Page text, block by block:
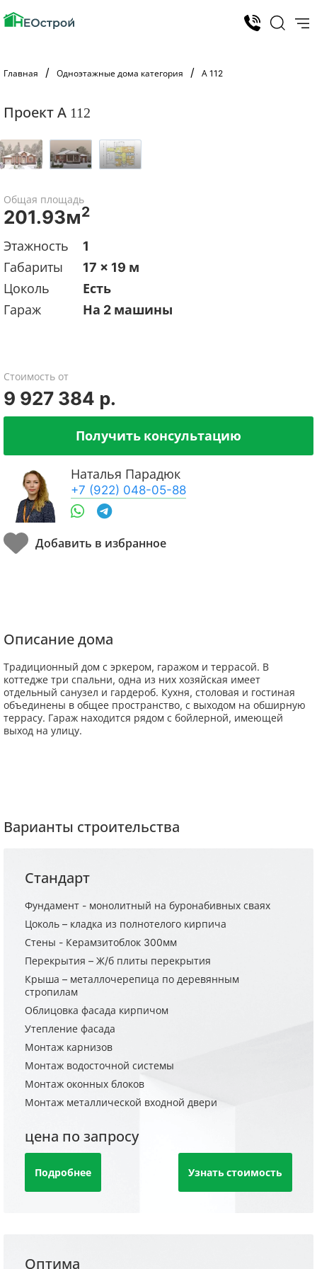
Главная Одноэтажные дома категория А 112
Проект А 112
Общая площадь
201.93м2
Этажность
1
Габариты
17 x 19 м
Цоколь
Есть
Гараж
На 2 машины
Стоимость от
9 927 384 р.
Получить консультацию
Наталья Парадюк
+7 (922) 048-05-88
Описание дома
Традиционный дом с эркером, гаражом и террасой. В
коттедже три спальни, одна из них хозяйская имеет
отдельный санузел и гардероб. Кухня, столовая и гостиная
объединены в общее пространство, с выходом на обширную
террасу. Гараж находится рядом с бойлерной, имеющей
выход на улицу.
Варианты строительства
Стандарт
Фундамент - монолитный на буронабивных сваях
Цоколь – кладка из полнотелого кирпича
Стены - Керамзитоблок 300мм
Перекрытия – Ж/б плиты перекрытия
Крыша – металлочерепица по деревянным
стропилам
Облицовка фасада кирпичом
Утепление фасада
Монтаж карнизов
Монтаж водосточной системы
Монтаж оконных блоков
Монтаж металлической входной двери
цена по запросу
Подробнее Узнать стоимость
Оптима